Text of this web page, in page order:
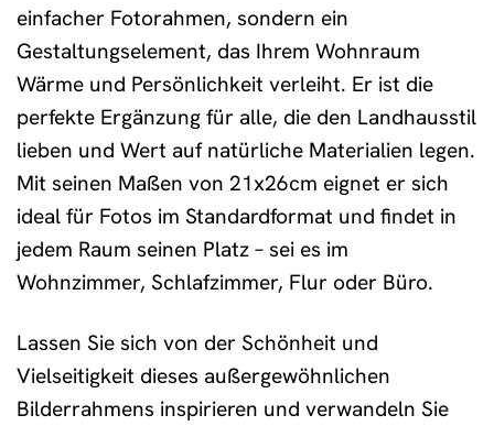
einfacher Fotorahmen, sondern ein
Gestaltungselement, das Ihrem Wohnraum
Wärme und Persönlichkeit verleiht. Er ist die
perfekte Ergänzung für alle, die den Landhausstil
lieben und Wert auf natürliche Materialien legen.
Mit seinen Maßen von 21x26cm eignet er sich
ideal für Fotos im Standardformat und findet in
jedem Raum seinen Platz – sei es im
Wohnzimmer, Schlafzimmer, Flur oder Büro.
Lassen Sie sich von der Schönheit und
Vielseitigkeit dieses außergewöhnlichen
Bilderrahmens inspirieren und verwandeln Sie